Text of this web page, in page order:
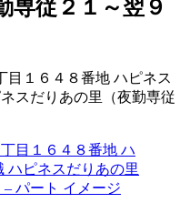
専従２１～翌９
目１６４８番地 ハピネス
スだりあの里（夜勤専従